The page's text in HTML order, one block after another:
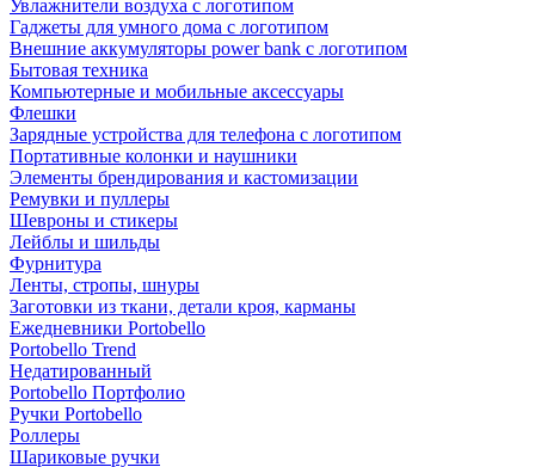
Увлажнители воздуха с логотипом
Гаджеты для умного дома с логотипом
Внешние аккумуляторы power bank с логотипом
Бытовая техника
Компьютерные и мобильные аксессуары
Флешки
Зарядные устройства для телефона с логотипом
Портативные колонки и наушники
Элементы брендирования и кастомизации
Ремувки и пуллеры
Шевроны и стикеры
Лейблы и шильды
Фурнитура
Ленты, стропы, шнуры
Заготовки из ткани, детали кроя, карманы
Ежедневники Portobello
Portobello Trend
Недатированный
Portobello Портфолио
Ручки Portobello
Роллеры
Шариковые ручки